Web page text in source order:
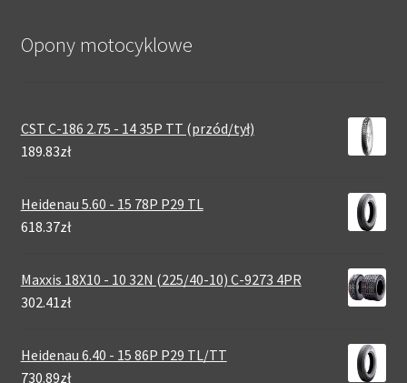
Opony motocyklowe
CST C-186 2.75 - 14 35P TT (przód/tył)
189.83zł
Heidenau 5.60 - 15 78P P29 TL
618.37zł
Maxxis 18X10 - 10 32N (225/40-10) C-9273 4PR
302.41zł
Heidenau 6.40 - 15 86P P29 TL/TT
730.89zł